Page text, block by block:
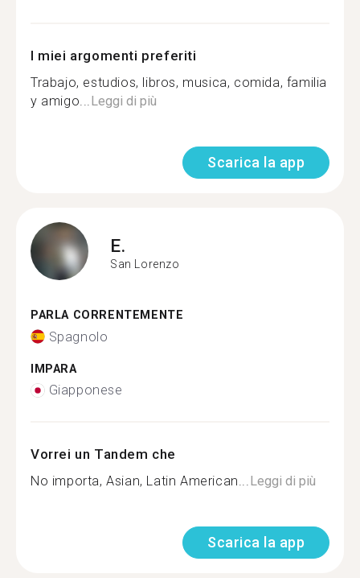
I miei argomenti preferiti
Trabajo, estudios, libros, musica, comida, familia
y amigo...Leggi di più
Scarica la app
E.
San Lorenzo
PARLA CORRENTEMENTE
Spagnolo
IMPARA
Giapponese
Vorrei un Tandem che
No importa, Asian, Latin American...Leggi di più
Scarica la app